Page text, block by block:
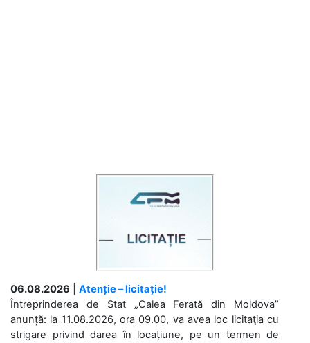
06.08.2026
Atenție – licitație!
Întreprinderea de Stat „Calea Ferată din Moldova”
anunță: la 11.08.2026, ora 09.00, va avea loc licitaţia cu
strigare privind darea în locațiune, pe un termen de